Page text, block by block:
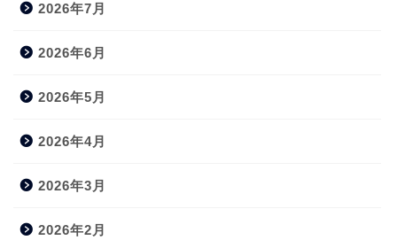
2026年7月
2026年6月
2026年5月
2026年4月
2026年3月
2026年2月